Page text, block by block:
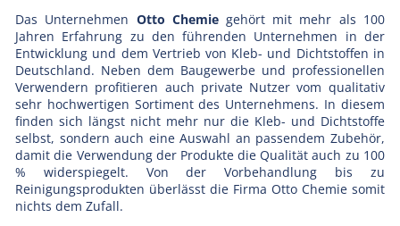
Das Unternehmen Otto Chemiegehört mit mehr als 100
Jahren Erfahrung zu den führenden Unternehmen in der
Entwicklung und dem Vertrieb von Kleb- und Dichtstoffen in
Deutschland. Neben dem Baugewerbe und professionellen
Verwendern profitieren auch private Nutzer vom qualitativ
sehr hochwertigen Sortiment des Unternehmens. In diesem
finden sich längst nicht mehr nur die Kleb- und Dichtstoffe
selbst, sondern auch eine Auswahl an passendem Zubehör,
damit die Verwendung der Produkte die Qualität auch zu 100
% widerspiegelt. Von der Vorbehandlung bis zu
Reinigungsprodukten überlässt die Firma Otto Chemie somit
nichts dem Zufall.